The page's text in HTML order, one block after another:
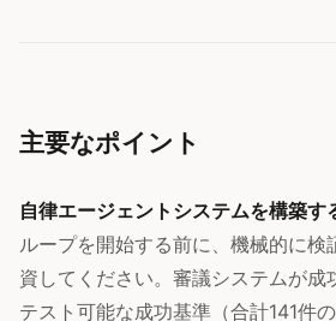
主要なポイント
自律エージェントシステムを構築す
ループを開始する前に、機械的に検
資してください。審議システムが成
テスト可能な成功基準（合計141件